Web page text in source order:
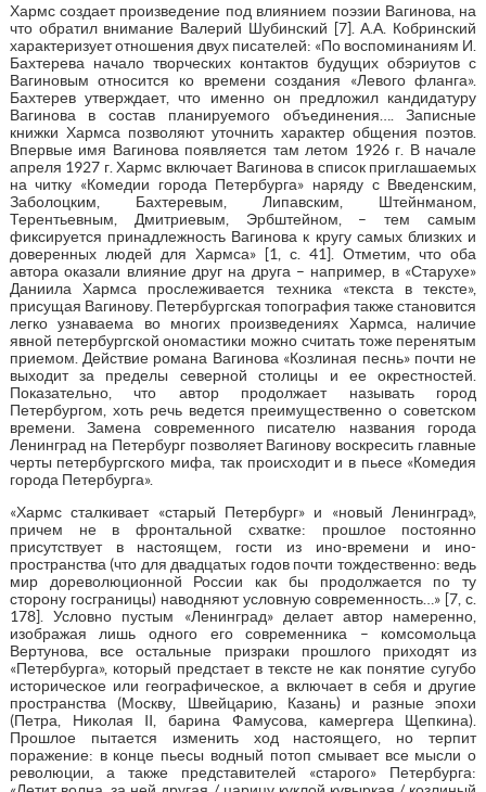
Хармс создает произведение под влиянием поэзии Вагинова, на
что обратил внимание Валерий Шубинский [7]. А.А. Кобринский
характеризует отношения двух писателей: «По воспоминаниям И.
Бахтерева начало творческих контактов будущих обэриутов с
Вагиновым относится ко времени создания «Левого фланга».
Бахтерев утверждает, что именно он предложил кандидатуру
Вагинова в состав планируемого объединения…. Записные
книжки Хармса позволяют уточнить характер общения поэтов.
Впервые имя Вагинова появляется там летом 1926 г. В начале
апреля 1927 г. Хармс включает Вагинова в список приглашаемых
на читку «Комедии города Петербурга» наряду с Введенским,
Заболоцким, Бахтеревым, Липавским, Штейнманом,
Терентьевным, Дмитриевым, Эрбштейном, – тем самым
фиксируется принадлежность Вагинова к кругу самых близких и
доверенных людей для Хармса» [1, с. 41]. Отметим, что оба
автора оказали влияние друг на друга – например, в «Старухе»
Даниила Хармса прослеживается техника «текста в тексте»,
присущая Вагинову. Петербургская топография также становится
легко узнаваема во многих произведениях Хармса, наличие
явной петербургской ономастики можно считать тоже перенятым
приемом. Действие романа Вагинова «Козлиная песнь» почти не
выходит за пределы северной столицы и ее окрестностей.
Показательно, что автор продолжает называть город
Петербургом, хоть речь ведется преимущественно о советском
времени. Замена современного писателю названия города
Ленинград на Петербург позволяет Вагинову воскресить главные
черты петербургского мифа, так происходит и в пьесе «Комедия
города Петербурга».
«Хармс сталкивает «старый Петербург» и «новый Ленинград»,
причем не в фронтальной схватке: прошлое постоянно
присутствует в настоящем, гости из ино-времени и ино-
пространства (что для двадцатых годов почти тождественно: ведь
мир дореволюционной России как бы продолжается по ту
сторону госграницы) наводняют условную современность…» [7, с.
178]. Условно пустым «Ленинград» делает автор намеренно,
изображая лишь одного его современника – комсомольца
Вертунова, все остальные призраки прошлого приходят из
«Петербурга», который предстает в тексте не как понятие сугубо
историческое или географическое, а включает в себя и другие
пространства (Москву, Швейцарию, Казань) и разные эпохи
(Петра, Николая II, барина Фамусова, камергера Щепкина).
Прошлое пытается изменить ход настоящего, но терпит
поражение: в конце пьесы водный потоп смывает все мысли о
революции, а также представителей «старого» Петербурга: